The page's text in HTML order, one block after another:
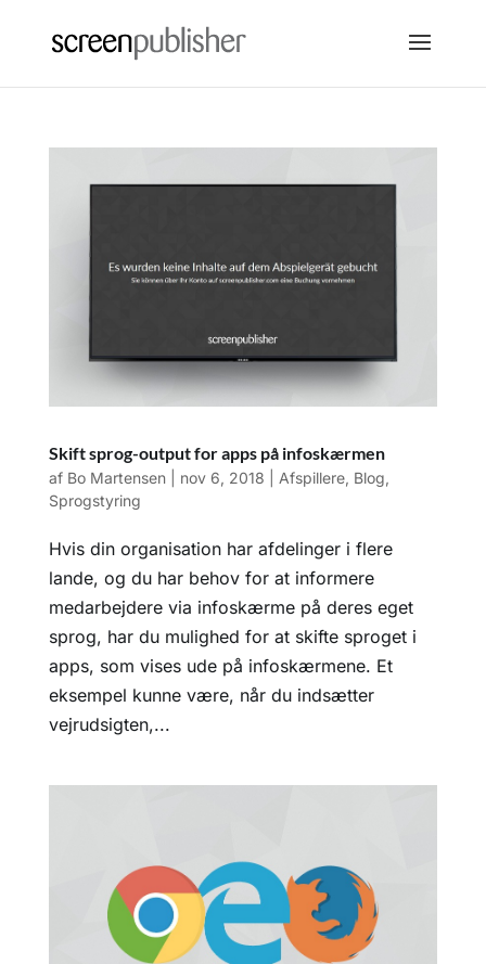
Skift sprog-output for apps på infoskærmen
af Bo Martensen| nov 6, 2018 Afspillere, Blog,
Sprogstyring
Hvis din organisation har afdelinger i flere
lande, og du har behov for at informere
medarbejdere via infoskærme på deres eget
sprog, har du mulighed for at skifte sproget i
apps, som vises ude på infoskærmene. Et
eksempel kunne være, når du indsætter
vejrudsigten,...